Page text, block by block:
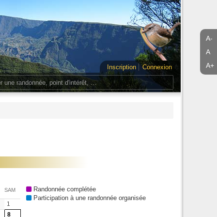
A-
A
A+
Inscription
Connexion
SAM
1
8
Randonnée complétée
Participation à une randonnée organisée